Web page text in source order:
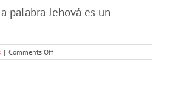
palabra Jehová es un
| Comments Offon
¿ES